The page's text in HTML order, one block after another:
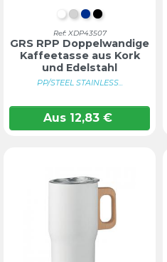
Weiß
Silber
BlauSchwarz
Ref: XDP43507
GRS RPP Doppelwandige
Kaffeetasse aus Kork
und Edelstahl
PP/STEEL STAINLESS...
Aus 12,83 €